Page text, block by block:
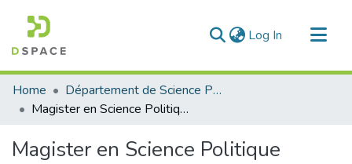
Log In (current)
Communities & Collections
All of DSpace
Home
Département de Science Politique
Magister en Science Politique
Magister en Science Politique